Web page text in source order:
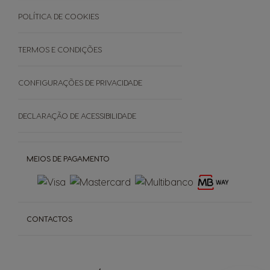
Promoções
SOBRE
Cápsulas Castanhas
MEIOS DE PAGAMENTO
CONTACTOS
POLÍTICA DE COOKIES
TERMOS E CONDIÇÕES
CONFIGURAÇÕES DE PRIVACIDADE
DECLARAÇÃO DE ACESSIBILIDADE